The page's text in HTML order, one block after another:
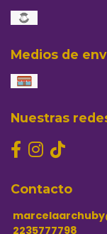
Medios de
Nuestras
Contacto
2235777798